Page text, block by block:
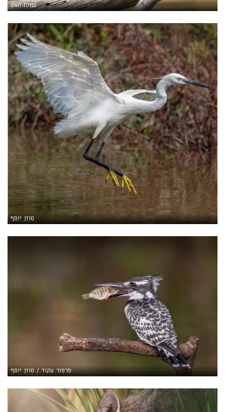
עמית האס
סוזן יוסף
פרפור עקוד / סוזן יוסף